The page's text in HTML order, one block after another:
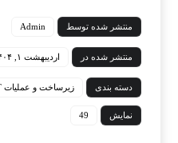
منتشر شده توسط Admin
منتشر شده در اردیبهشت ۱, ۱۴۰۴
دسته بندی زیرساخت و عملیات IT
نمایش 49